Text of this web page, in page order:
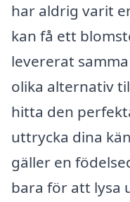
har aldrig varit
kan få ett
levererat
olika alternativ
hitta den
uttrycka dina
gäller en
bara för att lysa